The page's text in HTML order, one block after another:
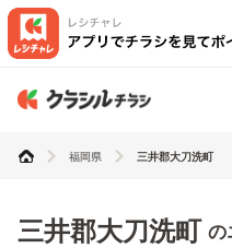
福岡県 三井郡大刀洗町
三井郡大刀洗町 の